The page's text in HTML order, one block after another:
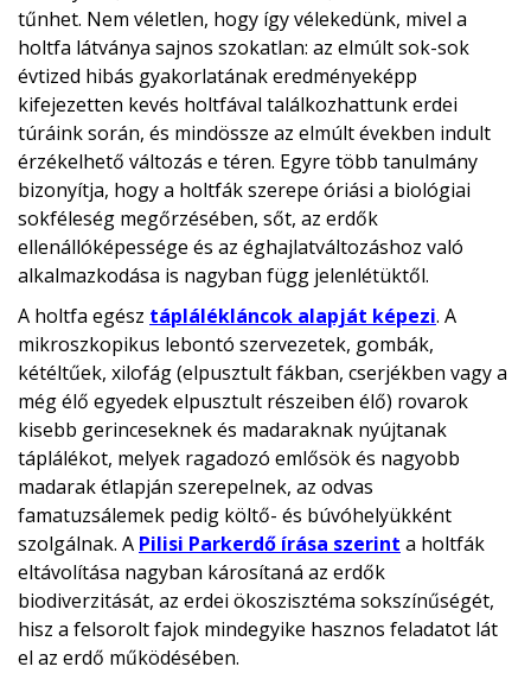
tűnhet. Nem véletlen, hogy így vélekedünk, mivel a
holtfa látványa sajnos szokatlan: az elmúlt sok-sok
évtized hibás gyakorlatának eredményeképp
kifejezetten kevés holtfával találkozhattunk erdei
túráink során, és mindössze az elmúlt években indult
érzékelhető változás e téren. Egyre több tanulmány
bizonyítja, hogy a holtfák szerepe óriási a biológiai
sokféleség megőrzésében, sőt, az erdők
ellenállóképessége és az éghajlatváltozáshoz való
alkalmazkodása is nagyban függ jelenlétüktől.
A holtfa egész táplálékláncok alapját képezi. A
mikroszkopikus lebontó szervezetek, gombák,
kétéltűek, xilofág (elpusztult fákban, cserjékben vagy a
még élő egyedek elpusztult részeiben élő) rovarok
kisebb gerinceseknek és madaraknak nyújtanak
táplálékot, melyek ragadozó emlősök és nagyobb
madarak étlapján szerepelnek, az odvas
famatuzsálemek pedig költő- és búvóhelyükként
szolgálnak. A Pilisi Parkerdő írása szerint a holtfák
eltávolítása nagyban károsítaná az erdők
biodiverzitását, az erdei ökoszisztéma sokszínűségét,
hisz a felsorolt fajok mindegyike hasznos feladatot lát
el az erdő működésében.